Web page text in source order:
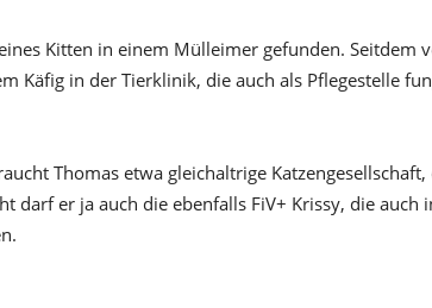
Kitten in einem Mülleimer gefunden. Seitdem
Käfig in der Tierklinik, die auch als Pflegestelle
Thomas etwa gleichaltrige
darf er ja auch die ebenfalls FiV+ Krissy, die